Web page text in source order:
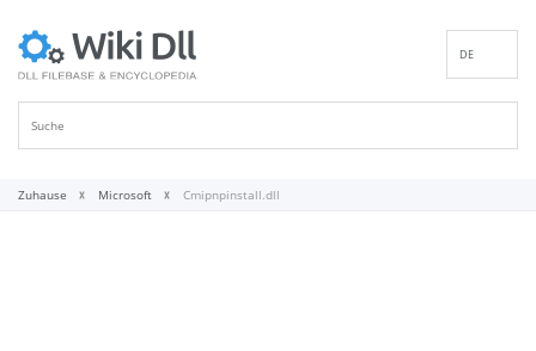
DE
Zuhause Microsoft Cmipnpinstall.dll